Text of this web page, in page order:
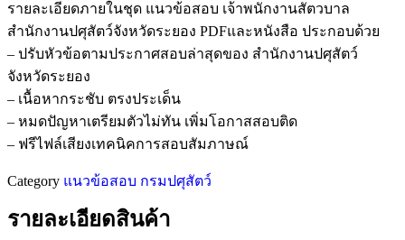
รายละเอียดภายในชุด แนวข้อสอบ เจ้าพนักงานสัตวบาล
สำนักงานปศุสัตว์จังหวัดระยอง PDFและหนังสือ ประกอบด้วย
– ปรับหัวข้อตามประกาศสอบล่าสุดของ สำนักงานปศุสัตว์
จังหวัดระยอง
– เนื้อหากระชับ ตรงประเด็น
– หมดปัญหาเตรียมตัวไม่ทัน เพิ่มโอกาสสอบติด
– ฟรีไฟล์เสียงเทคนิคการสอบสัมภาษณ์
Category แนวข้อสอบ กรมปศุสัตว์
รายละเอียดสินค้า